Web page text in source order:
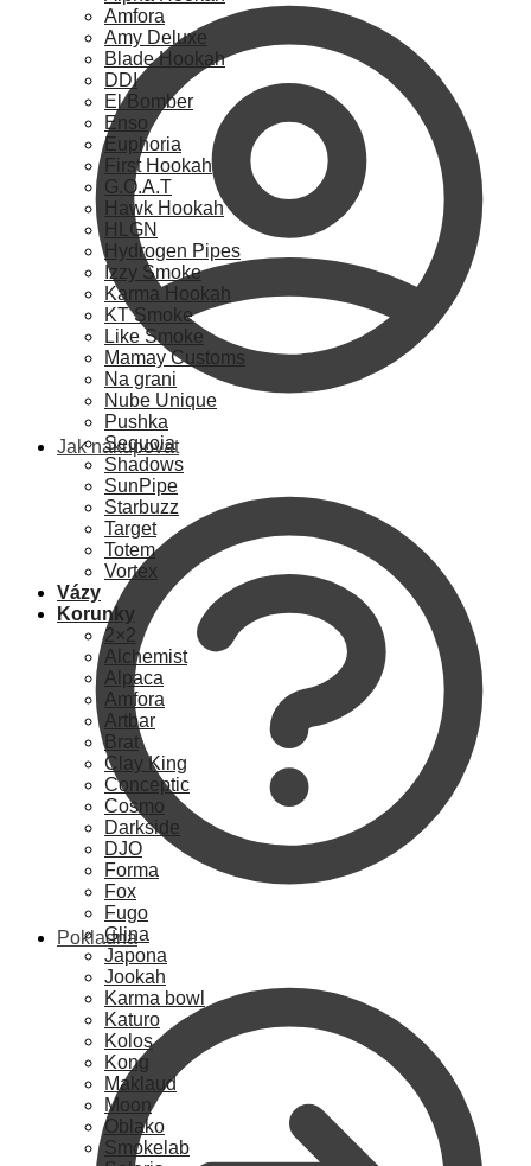
Jak nakupovat
Pokladna
Amfora
Amy Deluxe
Blade Hookah
DDI
El Bomber
Enso
Euphoria
First Hookah
G.O.A.T
Hawk Hookah
HLGN
Hydrogen Pipes
Izzy Smoke
Karma Hookah
KT Smoke
Like Smoke
Mamay Customs
Na grani
Nube Unique
Pushka
Sequoia
Shadows
SunPipe
Starbuzz
Target
Totem
Vortex
Vázy
Korunky
2×2
Alchemist
Alpaca
Amfora
Artbar
Brat
Clay King
Conceptic
Cosmo
Darkside
DJO
Forma
Fox
Fugo
Glina
Japona
Jookah
Karma bowl
Katuro
Kolos
Kong
Maklaud
Moon
Oblako
Smokelab